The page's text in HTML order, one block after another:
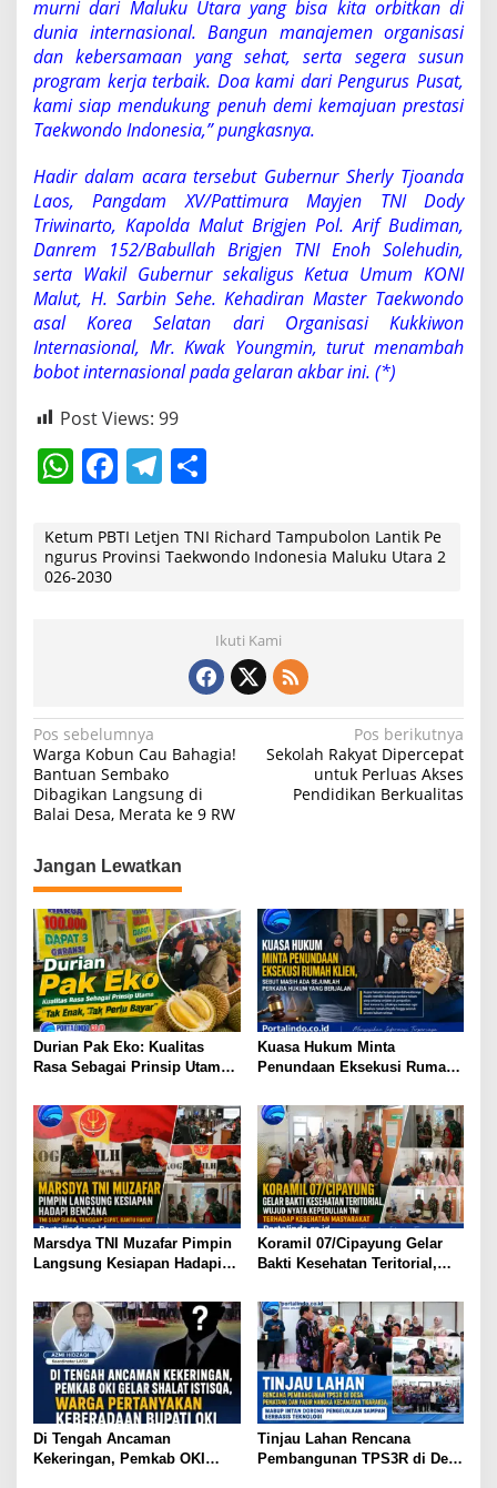
murni dari Maluku Utara yang bisa kita orbitkan di
dunia internasional. Bangun manajemen organisasi
dan kebersamaan yang sehat, serta segera susun
program kerja terbaik. Doa kami dari Pengurus Pusat,
kami siap mendukung penuh demi kemajuan prestasi
Taekwondo Indonesia,” pungkasnya.
Hadir dalam acara tersebut Gubernur Sherly Tjoanda
Laos, Pangdam XV/Pattimura Mayjen TNI Dody
Triwinarto, Kapolda Malut Brigjen Pol. Arif Budiman,
Danrem 152/Babullah Brigjen TNI Enoh Solehudin,
serta Wakil Gubernur sekaligus Ketua Umum KONI
Malut, H. Sarbin Sehe. Kehadiran Master Taekwondo
asal Korea Selatan dari Organisasi Kukkiwon
Internasional, Mr. Kwak Youngmin, turut menambah
bobot internasional pada gelaran akbar ini. (*)
Post Views: 99
W
at
s
F
c
e
k
T
e
gr
ar
e
Ketum PBTI Letjen TNI Richard Tampubolon Lantik Pe
ngurus Provinsi Taekwondo Indonesia Maluku Utara 2
026-2030
Ikuti Kami
N
a
v
g
a
s
i
p
o
s
Pos sebelumnya
Warga Kobun Cau Bahagia!
Bantuan Sembako
Dibagikan Langsung di
Balai Desa, Merata ke 9 RW
Pos berikutnya
Sekolah Rakyat Dipercepat
untuk Perluas Akses
Pendidikan Berkualitas
Jangan Lewatkan
Durian Pak Eko: Kualitas
Rasa Sebagai Prinsip Utama
Kuasa Hukum Minta
Penundaan Eksekusi Rumah
Sejumlah Perkara Hukum
yang Berjalan
Marsdya TNI Muzafar Pimpin
Langsung Kesiapan Hadapi
Koramil 07/Cipayung Gelar
Bakti Kesehatan Teritorial,
terhadap Kesehatan
Masyarakat
Di Tengah Ancaman
Kekeringan, Pemkab OKI
Tinjau Lahan Rencana
Pembangunan TPS3R di Desa